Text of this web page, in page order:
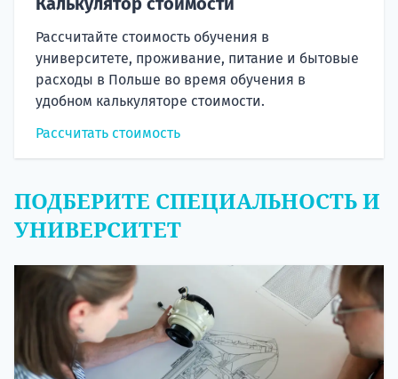
Рассчитайте стоимость обучения в
университете, проживание, питание и бытовые
расходы в Польше во время обучения в
удобном калькуляторе стоимости.
Рассчитать стоимость
ПОДБЕРИТЕ СПЕЦИАЛЬНОСТЬ И
УНИВЕРСИТЕТ